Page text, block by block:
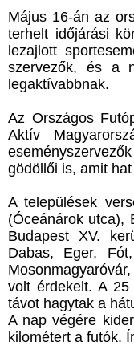
Május 16-án az
terhelt időjárási
lezajlott
szervezők, és a
legaktívabbnak.
Az Országos
Aktív
gödöllői is, amit
A települések
(Óceánárok utca),
Budapest XV.
Dabas, Eger,
volt érdekelt. A
távot hagytak a
A nap végére
kilométert a futók.